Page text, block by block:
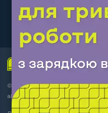
Work.ua —
наш партнер
© Интернет-магазин ChipChip
аксессуары 2014-2026